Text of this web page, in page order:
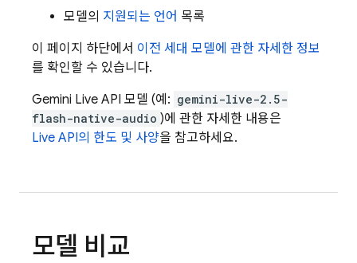
모델의 지원되는 언어 목록
이 페이지 하단에서 이전 세대 모델에 관한 자세한 정보
를 확인할 수 있습니다.
Gemini Live API 모델 (예: gemini-live-2.5-
flash-native-audio )에 관한 자세한 내용은
Live API의 한도 및 사양을 참고하세요.
모델 비교